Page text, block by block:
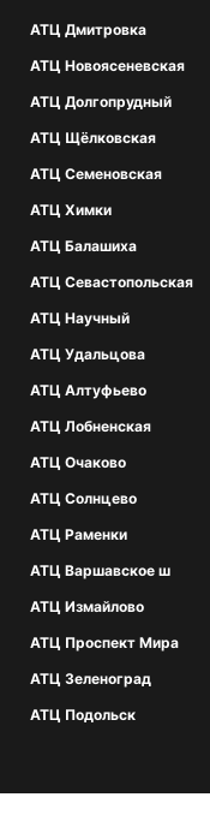
АТЦ Дмитровка
АТЦ Новоясеневская
АТЦ Долгопрудный
АТЦ Щёлковская
АТЦ Семеновская
АТЦ Химки
АТЦ Балашиха
АТЦ Севастопольская
АТЦ Научный
АТЦ Удальцова
АТЦ Алтуфьево
АТЦ Лобненская
АТЦ Очаково
АТЦ Солнцево
АТЦ Раменки
АТЦ Варшавское ш
АТЦ Измайлово
АТЦ Проспект Мира
АТЦ Зеленоград
АТЦ Подольск